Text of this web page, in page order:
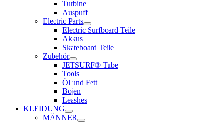
Turbine
Auspuff
Electric Parts
Electric Surfboard Teile
Akkus
Skateboard Teile
Zubehör
JETSURF® Tube
Tools
Öl und Fett
Bojen
Leashes
KLEIDUNG
MÄNNER